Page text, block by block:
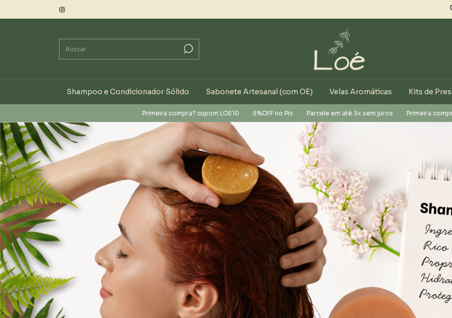
Shampoo e Condicionador Sólido Sabonete Artesanal (com OE) Velas Aromáticas Kits de
Primeira compra? cupom LOE10 5%OFF no Pix Parcele em até 3x sem juros Primeira compra? cupom LOE10 5%OFF no